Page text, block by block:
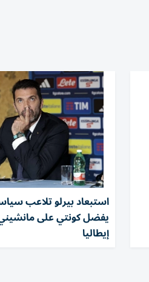
استبعاد بيرلو تلاعب
يفضل كونتي على
إيطاليا